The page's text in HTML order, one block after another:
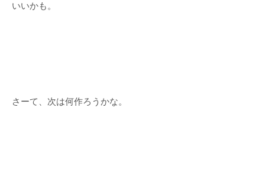
いいかも。
さーて、次は何作ろうかな。